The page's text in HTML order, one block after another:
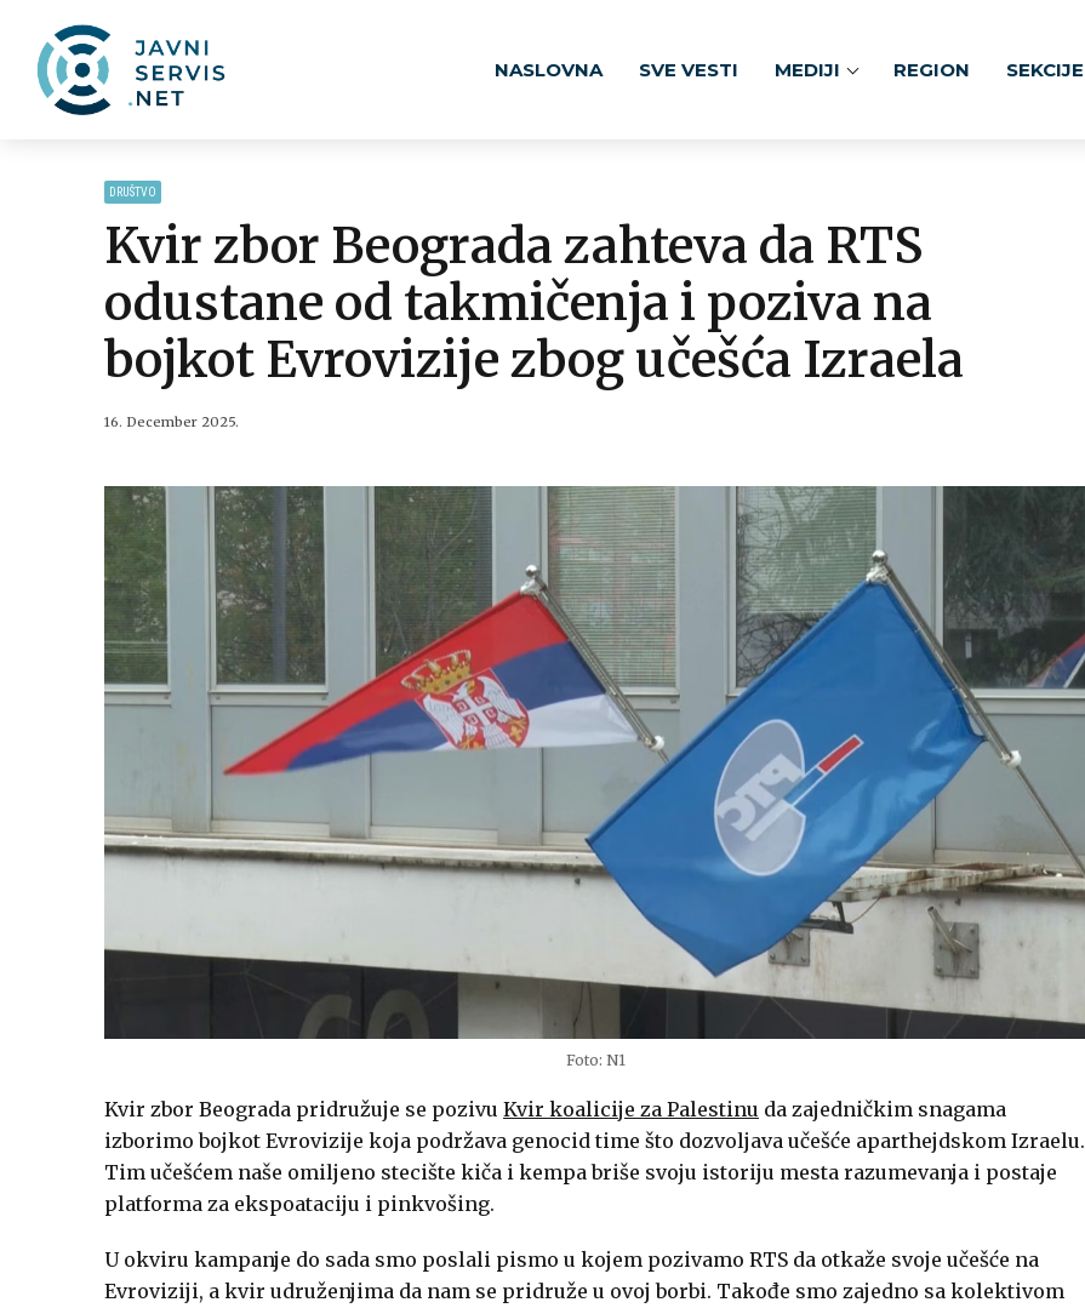
NASLOVNA SVE VESTI MEDIJI REGION SEKCIJE
DRUŠTVO
Kvir zbor Beograda zahteva da RTS
odustane od takmičenja i poziva na
bojkot Evrovizije zbog učešća Izraela
16. December 2025.
Foto: N1
Kvir zbor Beograda pridružuje se pozivu Kvir koalicije za Palestinu da zajedničkim snagama
izborimo bojkot Evrovizije koja podržava genocid time što dozvoljava učešće aparthejdskom Izraelu.
Tim učešćem naše omiljeno stecište kiča i kempa briše svoju istoriju mesta razumevanja i postaje
platforma za ekspoataciju i pinkvošing.
U okviru kampanje do sada smo poslali pismo u kojem pozivamo RTS da otkaže svoje učešće na
Evroviziji, a kvir udruženjima da nam se pridruže u ovoj borbi. Takođe smo zajedno sa kolektivom